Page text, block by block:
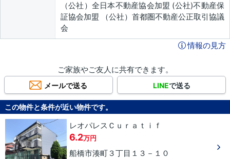
（公社）全日本不動産協会加盟 (公社)不動産保
証協会加盟 （公社）首都圏不動産公正取引協議
会
情報の見方
ご家族やご友人に共有できます。
メールで送る LINEで送る
この物件と条件が近い物件です。
レオパレスＣｕｒａｔｉｆ
6.2万円
船橋市湊町３丁目 １３－１０